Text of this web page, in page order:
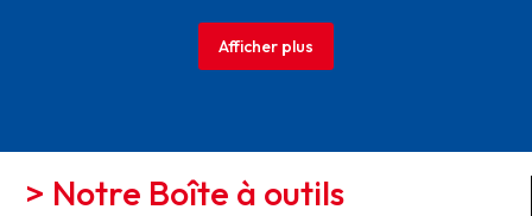
Afficher plus
> Notre Boîte à outils